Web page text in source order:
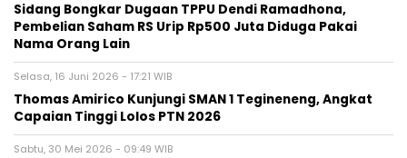
Sidang Bongkar Dugaan TPPU Dendi Ramadhona,
Pembelian Saham RS Urip Rp500 Juta Diduga Pakai
Nama Orang Lain
Selasa, 16 Juni 2026 - 17:21 WIB
Thomas Amirico Kunjungi SMAN 1 Tegineneng, Angkat
Capaian Tinggi Lolos PTN 2026
Sabtu, 30 Mei 2026 - 09:49 WIB